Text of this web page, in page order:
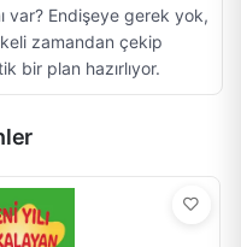
var? Endişeye gerek yok,
zamandan çekip
bir plan hazırlıyor.